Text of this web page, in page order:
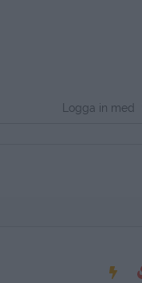
Logga in med